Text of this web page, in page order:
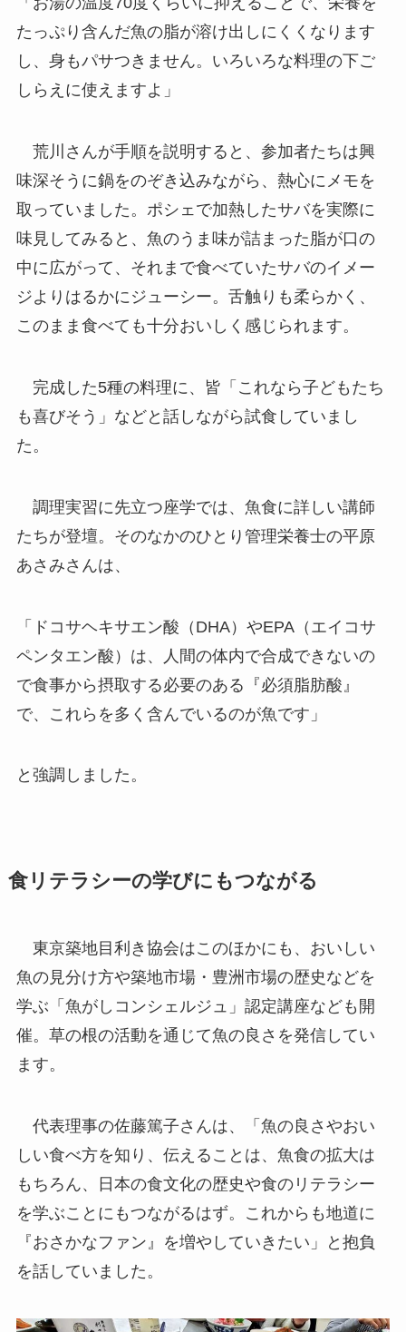
たっぷり含んだ魚の脂が溶け出しにくくなります
し、身もパサつきません。いろいろな料理の下ご
しらえに使えますよ」
荒川さんが手順を説明すると、参加者たちは興
味深そうに鍋をのぞき込みながら、熱心にメモを
取っていました。ポシェで加熱したサバを実際に
味見してみると、魚のうま味が詰まった脂が口の
中に広がって、それまで食べていたサバのイメー
ジよりはるかにジューシー。舌触りも柔らかく、
このまま食べても十分おいしく感じられます。
完成した5種の料理に、皆「これなら子どもたち
も喜びそう」などと話しながら試食していまし
た。
調理実習に先立つ座学では、魚食に詳しい講師
たちが登壇。そのなかのひとり管理栄養士の平原
あさみさんは、
「ドコサヘキサエン酸（DHA）やEPA（エイコサ
ペンタエン酸）は、人間の体内で合成できないの
で食事から摂取する必要のある『必須脂肪酸』
で、これらを多く含んでいるのが魚です」
と強調しました。
食リテラシーの学びにもつながる
東京築地目利き協会はこのほかにも、おいしい
魚の見分け方や築地市場・豊洲市場の歴史などを
学ぶ「魚がしコンシェルジュ」認定講座なども開
催。草の根の活動を通じて魚の良さを発信してい
ます。
代表理事の佐藤篤子さんは、「魚の良さやおい
しい食べ方を知り、伝えることは、魚食の拡大は
もちろん、日本の食文化の歴史や食のリテラシー
を学ぶことにもつながるはず。これからも地道に
『おさかなファン』を増やしていきたい」と抱負
を話していました。